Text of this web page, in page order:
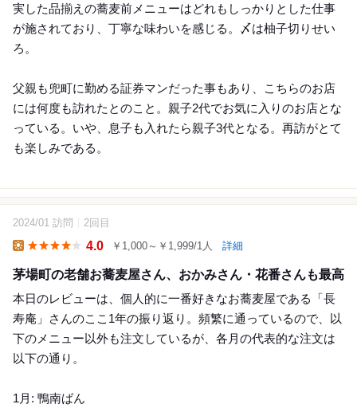
実した品揃えの蕎麦前メニューはどれもしっかりとした仕事
が施されており、丁寧な味わいを感じる。〆は柚子切りせい
ろ。
父親も兜町に勤める証券マンだった事もあり、こちらのお店
には何度も訪れたとのこと。親子2代でお気に入りのお店とな
っている。いや、息子も入れたら親子3代となる。再訪がとて
も楽しみである。
9
2024/01 訪問 2回目
4.0 ￥1,000～￥1,999/1人 詳細
茅場町の老舗お蕎麦屋さん、おかみさん・花番さんも最高
本日のレビューは、個人的に一番好きなお蕎麦屋である「長
寿庵」さんのここ1年の振り返り。頻繁に通っているので、以
下のメニュー以外も注文しているが、各月の代表的な注文は
以下の通り。
1月: 鴨南ばん